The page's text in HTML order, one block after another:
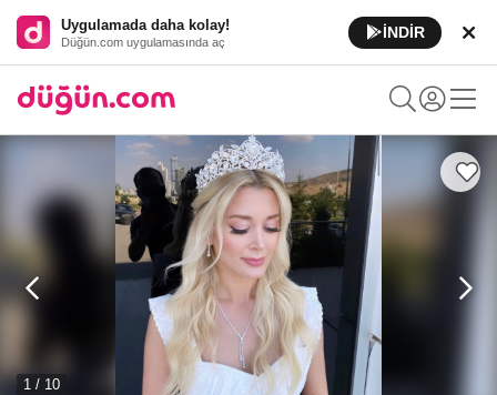
Uygulamada daha kolay!
Düğün.com uygulamasında aç
İNDİR
1 / 10